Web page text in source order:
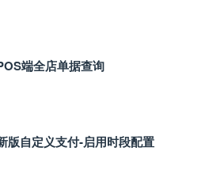
端全店单据查询
版自定义支付‑启用时段配置